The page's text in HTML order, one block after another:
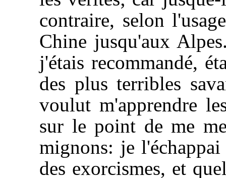
contraire, selon
Chine jusqu'aux
j'étais recommandé,
des plus terribles
voulut m'apprendre
sur le point de me
mignons: je
des exorcismes, et